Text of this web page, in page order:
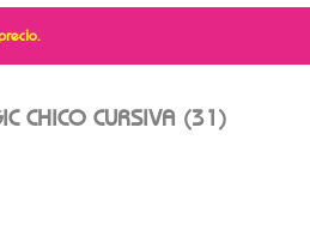
CHICO CURSIVA (31)